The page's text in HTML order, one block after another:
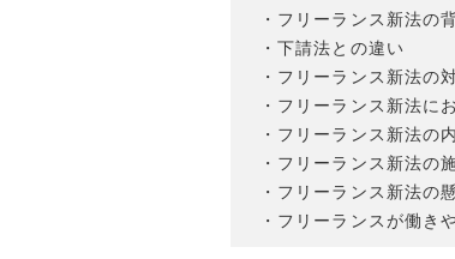
・フリーランス新法の
・下請法との違い
・フリーランス新法の
・フリーランス新法に
・フリーランス新法の
・フリーランス新法の
・フリーランス新法の
・フリーランスが働き